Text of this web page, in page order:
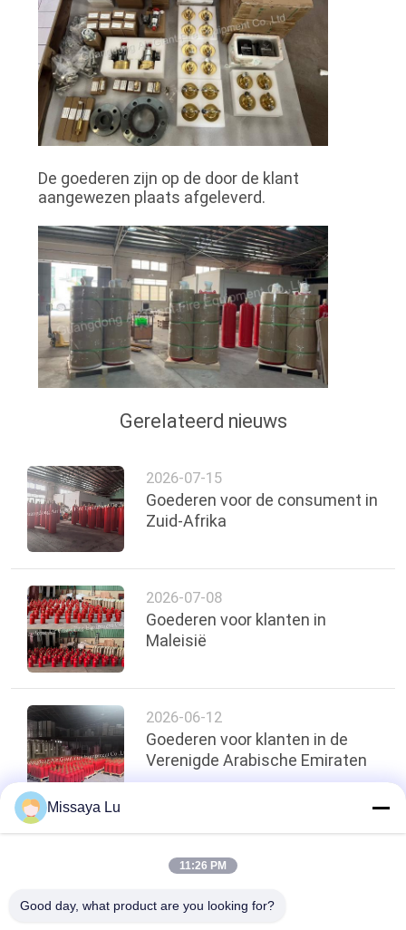
De goederen zijn op de door de klant
aangewezen plaats afgeleverd.
Gerelateerd nieuws
2026-07-15
Goederen voor de consument in
Zuid-Afrika
2026-07-08
Goederen voor klanten in
Maleisië
2026-06-12
Goederen voor klanten in de
Verenigde Arabische Emiraten
Terug naar boven
Missaya Lu
11:26 PM
Good day, what product are you looking for?